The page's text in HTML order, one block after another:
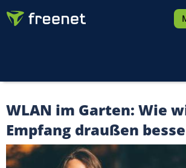
WLAN im Garten: Wie
Empfang draußen